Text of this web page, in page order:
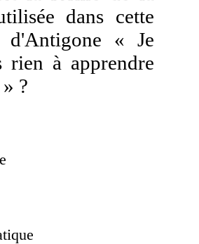
dans cette
d'Antigone « Je
rien à apprendre
?